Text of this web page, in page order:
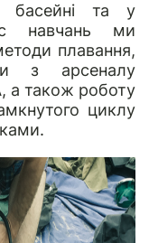
басейні та у
навчань ми
плавання,
з арсеналу
а також роботу
циклу